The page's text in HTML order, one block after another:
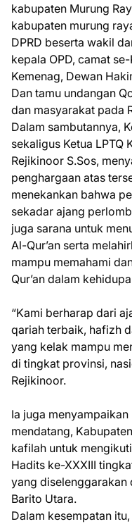
kabupaten Murung
kabupaten murung
DPRD beserta wakil
kepala OPD, camat
Kemenag, Dewan
Dan tamu undangan
dan masyarakat pada
Dalam sambutannya,
sekaligus Ketua LPTQ
Rejikinoor S.Sos,
penghargaan atas
menekankan bahwa
sekadar ajang
juga sarana untuk
Al-Qur’an serta
mampu memahami
Qur’an dalam
“Kami berharap dari
qariah terbaik, hafizh
yang kelak mampu
di tingkat provinsi,
Rejikinoor.
Ia juga
mendatang,
kafilah untuk
Hadits ke-XXXIII
yang diselenggarakan
Barito Utara.
Dalam kesempatan